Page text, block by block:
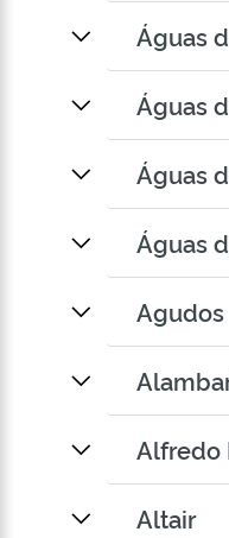
Águas
Águas
Águas
Águas
Agudos
Alfredo
Altair